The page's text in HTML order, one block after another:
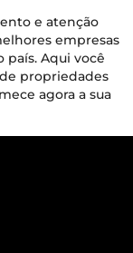
e atenção
empresas
país. Aqui você
propriedades
agora a sua